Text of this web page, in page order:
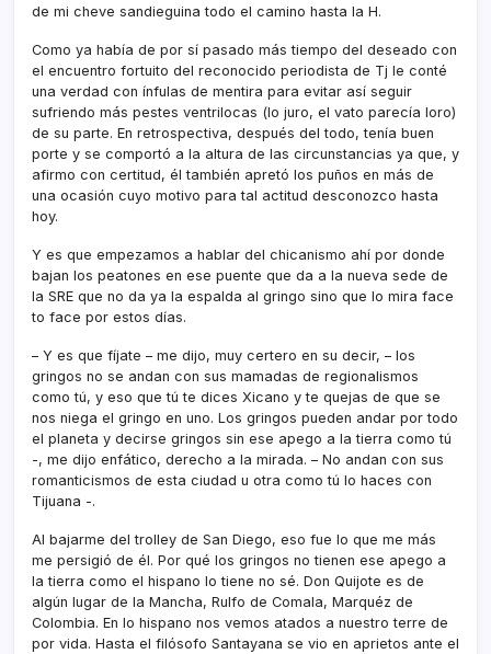
de mi cheve sandieguina todo el camino hasta la H.
Como ya habí­a de por sí­ pasado más tiempo del deseado con
el encuentro fortuito del reconocido periodista de Tj le conté
una verdad con í­nfulas de mentira para evitar así­ seguir
sufriendo más pestes ventrilocas (lo juro, el vato parecí­a loro)
de su parte. En retrospectiva, después del todo, tení­a buen
porte y se comportó a la altura de las circunstancias ya que, y
afirmo con certitud, él también apretó los puños en más de
una ocasión cuyo motivo para tal actitud desconozco hasta
hoy.
Y es que empezamos a hablar del chicanismo ahí­ por donde
bajan los peatones en ese puente que da a la nueva sede de
la SRE que no da ya la espalda al gringo sino que lo mira face
to face por estos dí­as.
– Y es que fí­jate – me dijo, muy certero en su decir, – los
gringos no se andan con sus mamadas de regionalismos
como tú, y eso que tú te dices Xicano y te quejas de que se
nos niega el gringo en uno. Los gringos pueden andar por todo
el planeta y decirse gringos sin ese apego a la tierra como tú
-, me dijo enfático, derecho a la mirada. – No andan con sus
romanticismos de esta ciudad u otra como tú lo haces con
Tijuana -.
Al bajarme del trolley de San Diego, eso fue lo que me más
me persigió de él. Por qué los gringos no tienen ese apego a
la tierra como el hispano lo tiene no sé. Don Quijote es de
algún lugar de la Mancha, Rulfo de Comala, Marquéz de
Colombia. En lo hispano nos vemos atados a nuestro terre de
por vida. Hasta el filósofo Santayana se vio en aprietos ante el